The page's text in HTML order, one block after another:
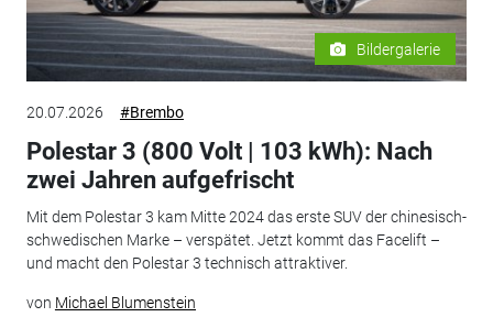
Bildergalerie
20.07.2026 #Brembo
Polestar 3 (800 Volt | 103 kWh): Nach
zwei Jahren aufgefrischt
Mit dem Polestar 3 kam Mitte 2024 das erste SUV der chinesisch-
schwedischen Marke – verspätet. Jetzt kommt das Facelift –
und macht den Polestar 3 technisch attraktiver.
von Michael Blumenstein